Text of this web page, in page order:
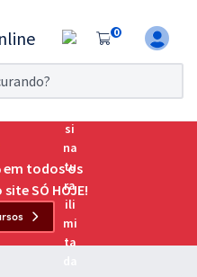
0
7 dias!
Exame da
principais
em todos os
SÓ HOJE!